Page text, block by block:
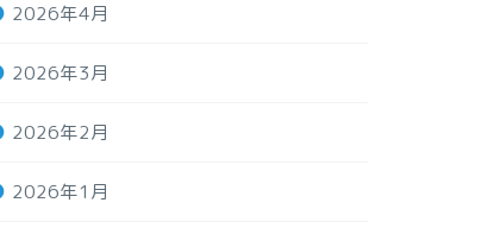
2026年4月
2026年3月
2026年2月
2026年1月